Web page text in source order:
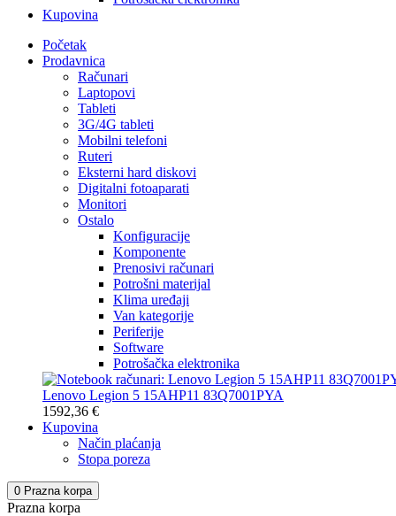
Kupovina
Početak
Prodavnica
Računari
Laptopovi
Tableti
3G/4G tableti
Mobilni telefoni
Ruteri
Eksterni hard diskovi
Digitalni fotoaparati
Monitori
Ostalo
Konfiguracije
Komponente
Prenosivi računari
Potrošni materijal
Klima uređaji
Van kategorije
Periferije
Software
Potrošačka elektronika
Lenovo Legion 5 15AHP11 83Q7001PYA
1592,36 €
Kupovina
Način plaćanja
Stopa poreza
0 Prazna korpa
Prazna korpa